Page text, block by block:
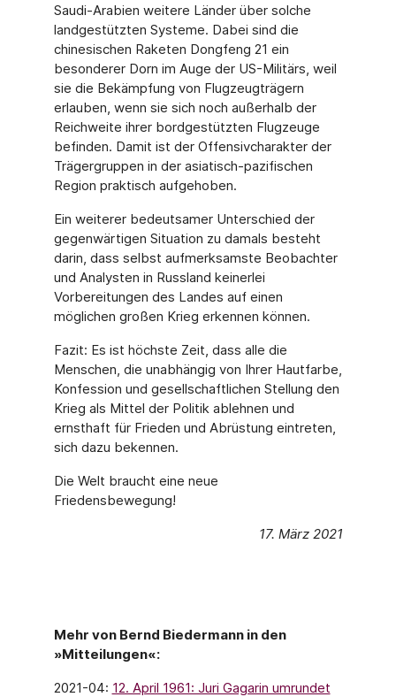
Saudi-Arabien weitere Länder über solche
landgestützten Systeme. Dabei sind die
chinesischen Raketen Dongfeng 21 ein
besonderer Dorn im Auge der US-Militärs, weil
sie die Bekämpfung von Flugzeugträgern
erlauben, wenn sie sich noch außerhalb der
Reichweite ihrer bordgestützten Flugzeuge
befinden. Damit ist der Offensivcharakter der
Trägergruppen in der asiatisch-pazifischen
Region praktisch aufgehoben.
Ein weiterer bedeutsamer Unterschied der
gegenwärtigen Situation zu damals besteht
darin, dass selbst aufmerksamste Beobachter
und Analysten in Russland keinerlei
Vorbereitungen des Landes auf einen
möglichen großen Krieg erkennen können.
Fazit: Es ist höchste Zeit, dass alle die
Menschen, die unabhängig von Ihrer Hautfarbe,
Konfession und gesellschaftlichen Stellung den
Krieg als Mittel der Politik ablehnen und
ernsthaft für Frieden und Abrüstung eintreten,
sich dazu bekennen.
Die Welt braucht eine neue
Friedensbewegung!
17. März 2021
Mehr von Bernd Biedermann in den
»Mitteilungen«:
2021-04: 12. April 1961: Juri Gagarin umrundet